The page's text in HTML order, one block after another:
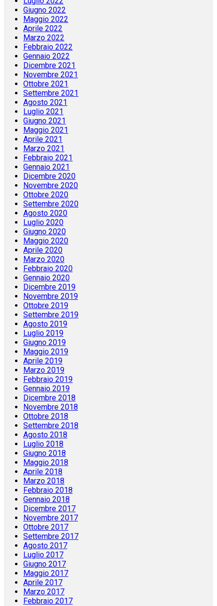
Giugno 2022
Maggio 2022
Aprile 2022
Marzo 2022
Febbraio 2022
Gennaio 2022
Dicembre 2021
Novembre 2021
Ottobre 2021
Settembre 2021
Agosto 2021
Luglio 2021
Giugno 2021
Maggio 2021
Aprile 2021
Marzo 2021
Febbraio 2021
Gennaio 2021
Dicembre 2020
Novembre 2020
Ottobre 2020
Settembre 2020
Agosto 2020
Luglio 2020
Giugno 2020
Maggio 2020
Aprile 2020
Marzo 2020
Febbraio 2020
Gennaio 2020
Dicembre 2019
Novembre 2019
Ottobre 2019
Settembre 2019
Agosto 2019
Luglio 2019
Giugno 2019
Maggio 2019
Aprile 2019
Marzo 2019
Febbraio 2019
Gennaio 2019
Dicembre 2018
Novembre 2018
Ottobre 2018
Settembre 2018
Agosto 2018
Luglio 2018
Giugno 2018
Maggio 2018
Aprile 2018
Marzo 2018
Febbraio 2018
Gennaio 2018
Dicembre 2017
Novembre 2017
Ottobre 2017
Settembre 2017
Agosto 2017
Luglio 2017
Giugno 2017
Maggio 2017
Aprile 2017
Marzo 2017
Febbraio 2017